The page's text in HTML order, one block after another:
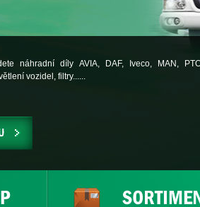
náhradní díly AVIA, DAF, Iveco, MAN,
vozidel, filtry......